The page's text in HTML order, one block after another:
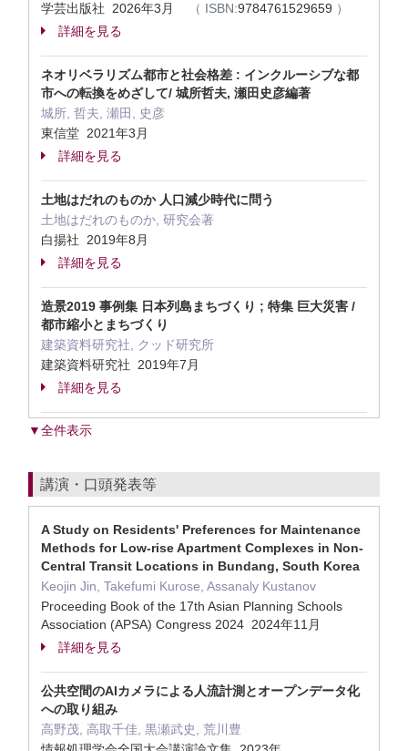
学芸出版社 2026年3月
（ ISBN:9784761529659 ）
詳細を見る
ネオリベラリズム都市と社会格差 : インクルーシブな都
市への転換をめざして/ 城所哲夫, 瀬田史彦編著
城所, 哲夫, 瀬田, 史彦
東信堂 2021年3月
詳細を見る
土地はだれのものか 人口減少時代に問う
土地はだれのものか, 研究会著
白揚社 2019年8月
詳細を見る
造景2019 事例集 日本列島まちづくり ; 特集 巨大災害 /
都市縮小とまちづくり
建築資料研究社, クッド研究所
建築資料研究社 2019年7月
詳細を見る
▼全件表示
講演・口頭発表等
A Study on Residents' Preferences for Maintenance
Methods for Low-rise Apartment Complexes in Non-
Central Transit Locations in Bundang, South Korea
Keojin Jin, Takefumi Kurose, Assanaly Kustanov
Proceeding Book of the 17th Asian Planning Schools
Association (APSA) Congress 2024 2024年11月
詳細を見る
公共空間のAIカメラによる人流計測とオープンデータ化
への取り組み
高野茂, 高取千佳, 黒瀬武史, 荒川豊